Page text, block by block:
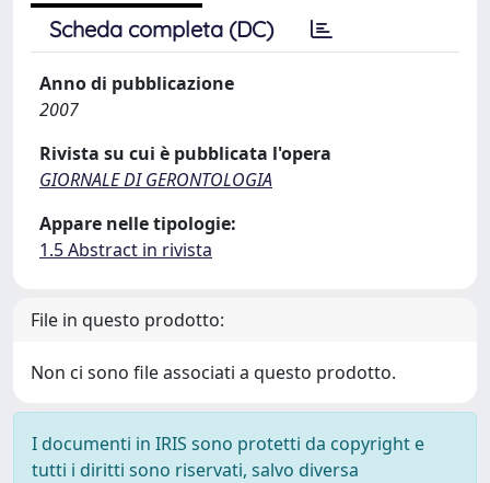
Scheda completa (DC)
Anno di pubblicazione
2007
Rivista su cui è pubblicata l'opera
GIORNALE DI GERONTOLOGIA
Appare nelle tipologie:
1.5 Abstract in rivista
File in questo prodotto:
Non ci sono file associati a questo prodotto.
I documenti in IRIS sono protetti da copyright e
tutti i diritti sono riservati, salvo diversa